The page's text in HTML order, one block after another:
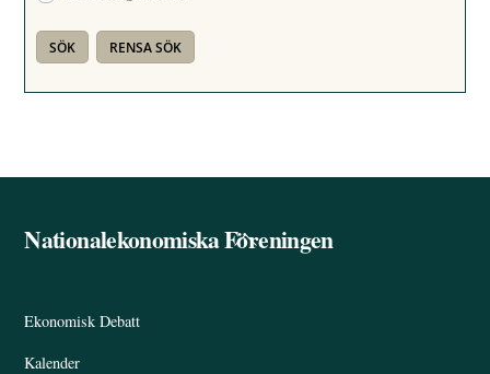
Back
Nationalekonomiska Föreningen
Ekonomisk Debatt
Kalender